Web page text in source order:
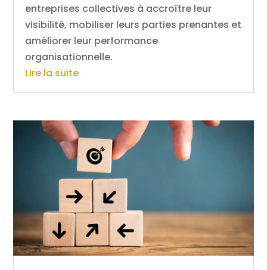
entreprises collectives à accroître leur
visibilité, mobiliser leurs parties prenantes et
améliorer leur performance
organisationnelle.
Lire la suite